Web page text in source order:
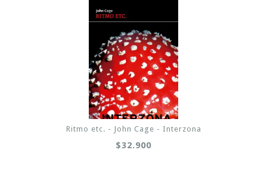
Ritmo etc. - John Cage - Interzona
$32.900